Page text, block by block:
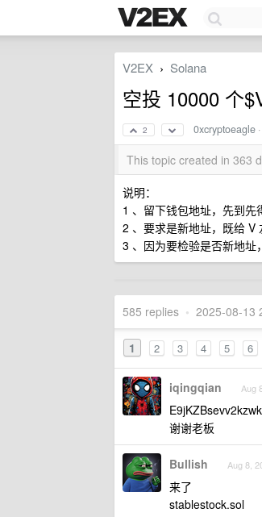
V2EX › Solana
空投 10000 个
2 0xcryptoeagle ·
This topic created in 363
说明：
1 、留下钱包地址，先到先
2 、要求是新地址，既给 V
3 、因为要检验是否新地址
585 replies • 2025-08-13
1 2 3 4 5 6
iqingqian Aug
谢谢老板
Bullish Aug 8,
来了
stablestock.sol